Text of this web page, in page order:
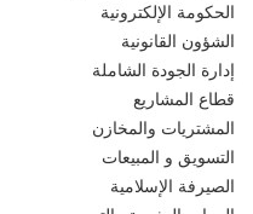
الحكومة الإلكترونية
الشؤون القانونية
إدارة الجودة الشاملة
قطاع المشاريع
المشتريات والمخازن
التسويق و المبيعات
الصيرفة الإسلامية